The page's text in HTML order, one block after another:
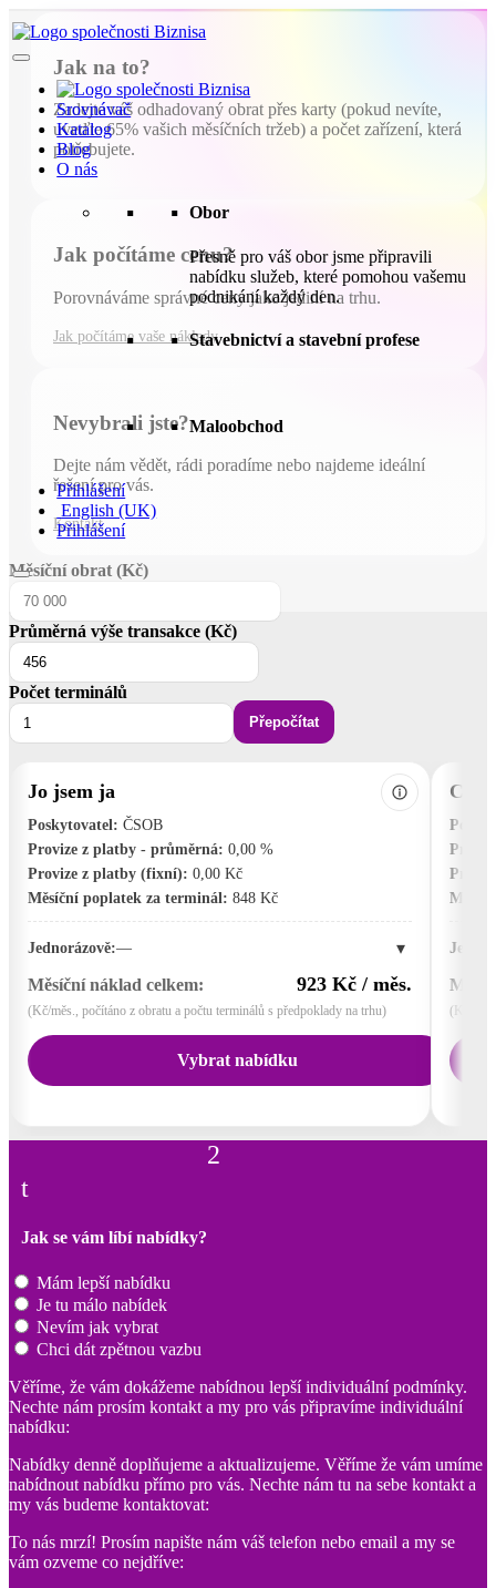
Srovnávač
Katalog
Blog
O nás
Obor
Přesně pro váš obor jsme připravili
nabídku služeb, které pomohou vašemu
podnikání každý den.
Stavebnictví a stavební profese
Maloobchod
Přihlášení
English (UK)
Přihlášení
Jak na to?
Zadejte váš odhadovaný obrat přes karty (pokud nevíte,
uveďte 65% vašich měsíčních tržeb) a počet zařízení, která
potřebujete.
Jak počítáme cenu?
Porovnáváme správné ceny jako jediní na trhu.
Jak počítáme vaše náklady
Nevybrali jste?
Dejte nám vědět, rádi poradíme nebo najdeme ideální
řešení pro vás.
Kontakt
Měsíční obrat (Kč)
Průměrná výše transakce (Kč)
Počet terminálů
Přepočítat
Jo jsem ja
Poskytovatel: ČSOB
Provize z platby - průměrná: 0,00 %
Provize z platby (fixní): 0,00 Kč
Měsíční poplatek za terminál: 848 Kč
Jednorázově:—
▾
Měsíční náklad celkem:
923 Kč / měs.
(Kč/měs., počítáno z obratu a počtu terminálů s předpoklady na trhu)
Vybrat nabídku
(Kč/
t
Jak se vám líbí nabídky?
2
Mám lepší nabídku
Je tu málo nabídek
Nevím jak vybrat
Chci dát zpětnou vazbu
Věříme, že vám dokážeme nabídnou lepší individuální podmínky.
Nechte nám prosím kontakt a my pro vás připravíme individuální
nabídku:
Nabídky denně doplňujeme a aktualizujeme. Věříme že vám umíme
nabídnout nabídku přímo pro vás. Nechte nám tu na sebe kontakt a
my vás budeme kontaktovat:
To nás mrzí! Prosím napište nám váš telefon nebo email a my se
vám ozveme co nejdříve: